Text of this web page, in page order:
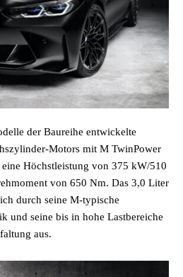
der Baureihe entwickelte
Motors mit M TwinPower
Höchstleistung von 375 kW/510
von 650 Nm. Das 3,0 Liter
durch seine M-typische
und seine bis in hohe Lastbereiche
aus.